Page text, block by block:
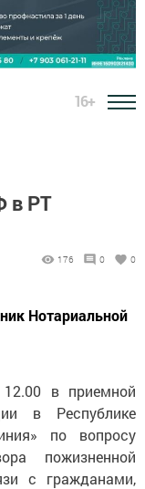
16+
в РТ
176 0 0
Нотариальной
в приемной
в Республике
по вопросу
пожизненной
с гражданами,